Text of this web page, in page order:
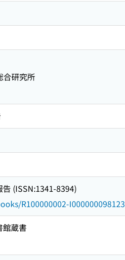
合研究所
(ISSN:1341-8394)
R100000002-I000000098123
館蔵書